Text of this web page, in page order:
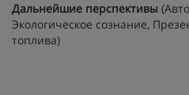
Дальнейшие перспективы
Экологическое сознание,
топлива)